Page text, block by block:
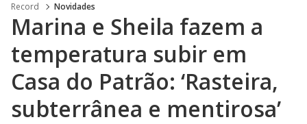
Record Novidades
Marina e Sheila fazem a
temperatura subir em
Casa do Patrão: ‘Rasteira,
subterrânea e mentirosa’